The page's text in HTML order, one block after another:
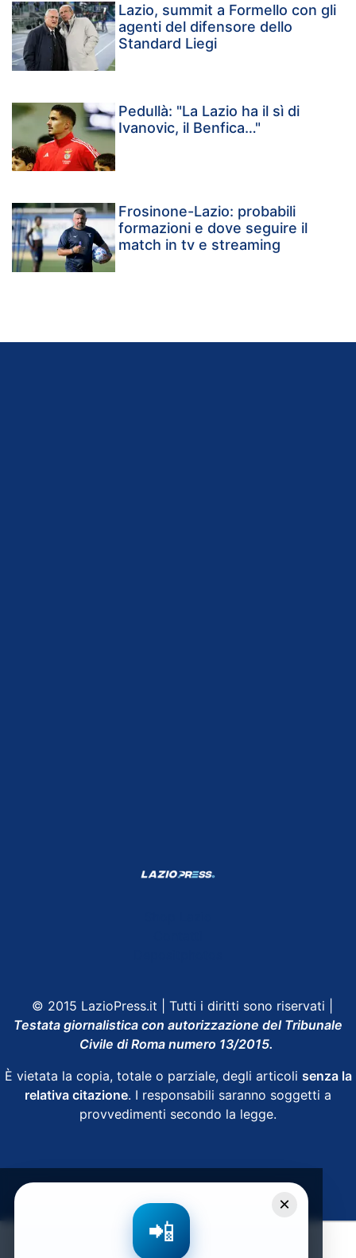
Lazio, summit a Formello con gli
agenti del difensore dello
Standard Liegi
Pedullà: "La Lazio ha il sì di
Ivanovic, il Benfica…"
Frosinone-Lazio: probabili
formazioni e dove seguire il
match in tv e streaming
© 2015 LazioPress.it | Tutti i diritti sono riservati |
Testata giornalistica con autorizzazione del Tribunale
Civile di Roma numero 13/2015.
È vietata la copia, totale o parziale, degli articoli senza la
relativa citazione. I responsabili saranno soggetti a
provvedimenti secondo la legge.
×
📲
Condividi